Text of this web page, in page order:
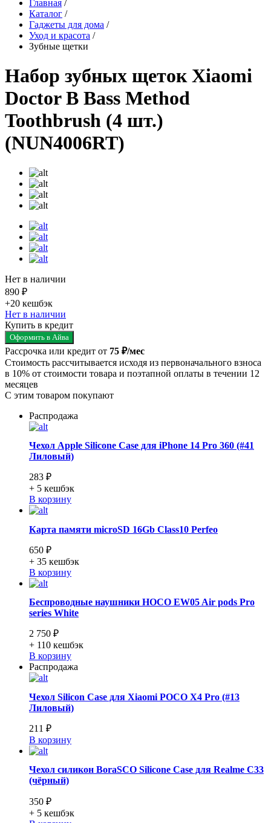
Главная /
Каталог /
Гаджеты для дома /
Уход и красота /
Зубные щетки
Набор зубных щеток Xiaomi
Doctor B Bass Method
Toothbrush (4 шт.)
(NUN4006RT)
Нет в наличии
890 ₽
+20 кешбэк
Нет в наличии
Купить в кредит
Оформить в Айва
Рассрочка или кредит от 75 ₽/мес
Стоимость рассчитывается исходя из первоначального взноса
в 10% от стоимости товара и поэтапной оплаты в течении 12
месяцев
С этим товаром покупают
Распродажа
Чехол Apple Silicone Case для iPhone 14 Pro 360 (#41
Лиловый)
283 ₽
+ 5 кешбэк
В корзину
Карта памяти microSD 16Gb Class10 Perfeo
650 ₽
+ 35 кешбэк
В корзину
Беспроводные наушники HOCO EW05 Air pods Pro
series White
2 750 ₽
+ 110 кешбэк
В корзину
Распродажа
Чехол Silicon Case для Xiaomi POCO X4 Pro (#13
Лиловый)
211 ₽
В корзину
Чехол силикон BoraSCO Silicone Case для Realme C33
(чёрный)
350 ₽
+ 5 кешбэк